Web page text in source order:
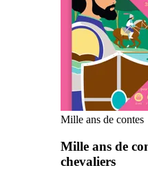
Mille ans de contes
Mille ans de
chevaliers